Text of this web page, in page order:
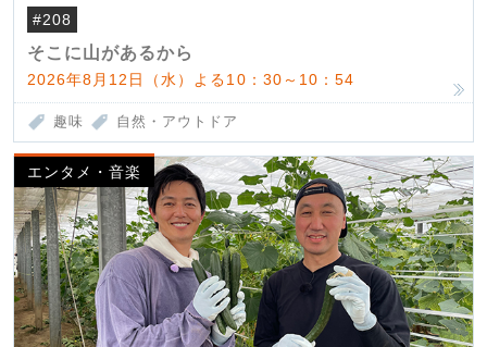
#208
そこに山があるから
2026年8月12日（水）よる10：30～10：54
趣味 自然・アウトドア
エンタメ・音楽